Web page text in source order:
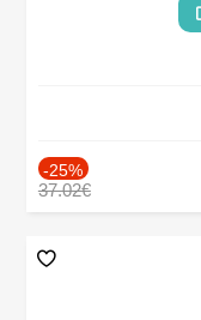
-25%
37.02€